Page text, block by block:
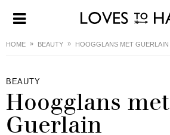
HOME BEAUTY HOOGGLANS MET GUERLAIN
BEAUTY
Hoogglans met
Guerlain